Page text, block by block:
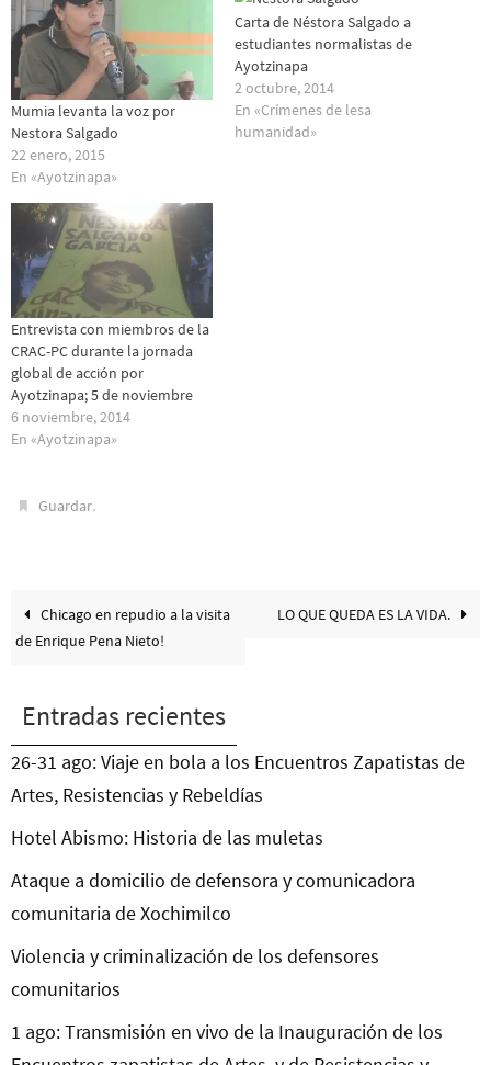
Mumia levanta la voz por
Nestora Salgado
22 enero, 2015
En «Ayotzinapa»
Carta de Néstora Salgado a
estudiantes normalistas de
Ayotzinapa
2 octubre, 2014
En «Crímenes de lesa
humanidad»
Entrevista con miembros de la
CRAC-PC durante la jornada
global de acción por
Ayotzinapa; 5 de noviembre
6 noviembre, 2014
En «Ayotzinapa»
Guardar.
Chicago en repudio a la visita
de Enrique Pena Nieto!
LO QUE QUEDA ES LA VIDA.
Entradas recientes
26-31 ago: Viaje en bola a los Encuentros Zapatistas de
Artes, Resistencias y Rebeldías
Hotel Abismo: Historia de las muletas
Ataque a domicilio de defensora y comunicadora
comunitaria de Xochimilco
Violencia y criminalización de los defensores
comunitarios
1 ago: Transmisión en vivo de la Inauguración de los